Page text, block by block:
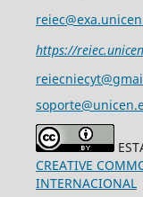
https://
CREATIVE
INTERNACIONAL